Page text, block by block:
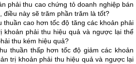
phải thu cao chứng tỏ doanh nghiệp bán
điều này sẽ trăm phần trăm là tốt?
thuần cao hơn tốc độ tăng các khoản phải
khoản phải thu hiệu quả và ngược lại thể
thu kém hiệu quả?
thuần thấp hơn tốc độ giảm các khoản
trị khoản phải thu hiệu quả và ngược lại